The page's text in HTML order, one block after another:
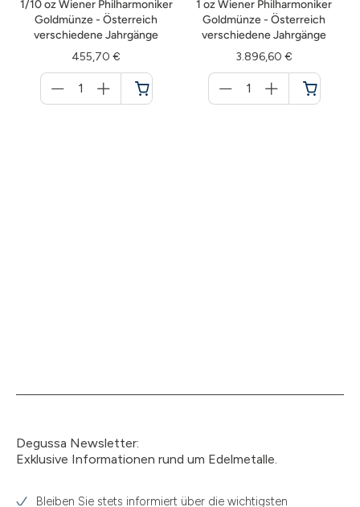
1/10 oz Wiener Philharmoniker
Goldmünze - Österreich
verschiedene Jahrgänge
455,70 €
für
Warenkorb
1 oz Wiener Philharmoniker
Goldmünze - Österreich
verschiedene Jahrgänge
3.896,60 €
für
Warenkorb
Degussa Newsletter:
Exklusive Informationen rund um Edelmetalle.
Bleiben Sie stets informiert über die wichtigsten